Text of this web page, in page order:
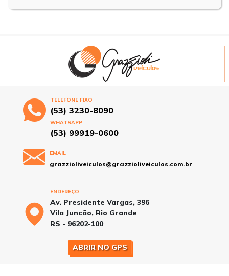
TELEFONE FIXO
(53) 3230-8090
WHATSAPP
(53) 99919-0600
EMAIL
grazzioliveiculos@grazzioliveiculos.com.br
ENDEREÇO
Av. Presidente Vargas, 396
Vila Juncão, Rio Grande
RS - 96202-100
ABRIR NO GPS